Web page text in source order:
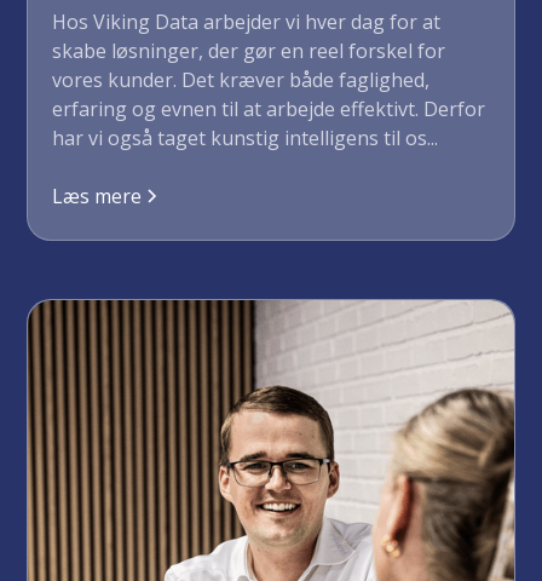
Hos Viking Data arbejder vi hver dag for at
skabe løsninger, der gør en reel forskel for
vores kunder. Det kræver både faglighed,
erfaring og evnen til at arbejde effektivt. Derfor
har vi også taget kunstig intelligens til os...
Læs mere